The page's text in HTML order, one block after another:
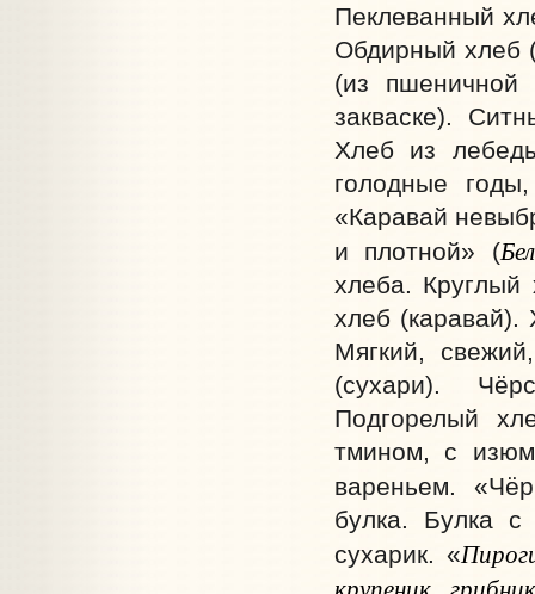
Пеклеванный
Обдирный хлеб
(из пшеничной
закваске).
Хлеб из
голодные
«Каравай
и плотной» (
хлеба.
хлеб (каравай).
Мягкий,
(сухари).
Подгорелый
тмином, с
вареньем.
булка. Булка
сухарик. «
,